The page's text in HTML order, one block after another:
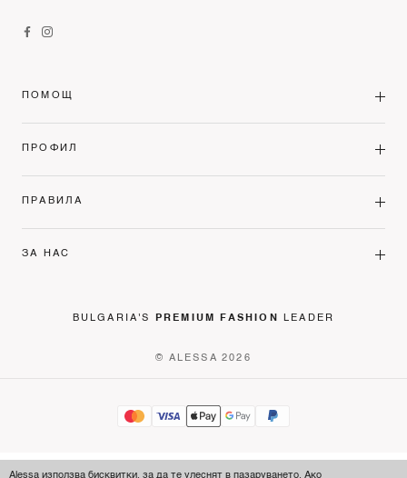
Alessa използва бисквитки, за да те улеснят в пазаруването. Ако
ПОМОЩ
ПРОФИЛ
ПРАВИЛА
ЗА НАС
BULGARIA'S PREMIUM FASHION LEADER
© ALESSA 2026